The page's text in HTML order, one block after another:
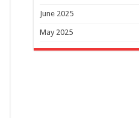
June 2025
May 2025